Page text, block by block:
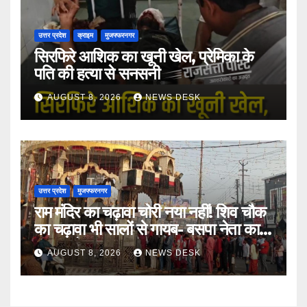
उत्तर प्रदेश क्राइम मुजफ्फरनगर
सिरफिरे आशिक का खूनी खेल, प्रेमिका के
पति की हत्या से सनसनी
AUGUST 8, 2026 NEWS DESK
उत्तर प्रदेश मुजफ्फरनगर
राम मंदिर का चढ़ावा चोरी नया नहीं! शिव चौक
का चढ़ावा भी सालों से गायब- बसपा नेता का
बड़ा आरोप
AUGUST 8, 2026 NEWS DESK